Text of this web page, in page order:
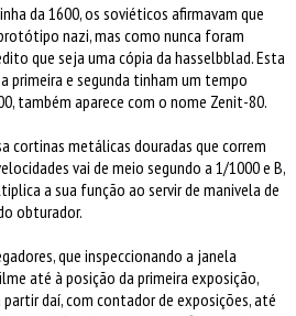
da 1600, os soviéticos afirmavam que
nazi, mas como nunca foram
que seja uma cópia da hasselbblad. Esta
primeira e segunda tinham um tempo
também aparece com o nome Zenit-80.
cortinas metálicas douradas que correm
vai de meio segundo a 1/1000 e B,
a sua função ao servir de manivela de
obturador.
que inspeccionando a janela
até à posição da primeira exposição,
daí, com contador de exposições, até